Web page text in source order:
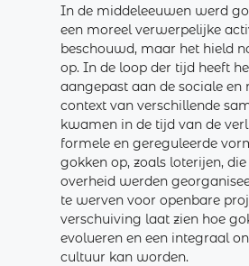
In de middeleeuwen werd
een moreel verwerpelijke
beschouwd, maar het hield
op. In de loop der tijd heeft
aangepast aan de sociale en
context van verschillende
kwamen in de tijd van de
formele en gereguleerde
gokken op, zoals loterijen,
overheid werden
te werven voor openbare
verschuiving laat zien hoe
evolueren en een integraal
cultuur kan worden.